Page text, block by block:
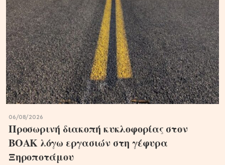
06/08/2026
Προσωρινή διακοπή κυκλοφορίας στον
ΒΟΑΚ λόγω εργασιών στη γέφυρα
Ξηροποτάμου